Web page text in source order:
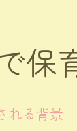
保
れる背景